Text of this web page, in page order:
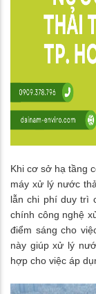
Khi cơ sở hạ tầng
máy xử lý nước
lẫn chi phí duy trì
chính công nghệ
điểm sáng cho
này giúp xử lý
hợp cho việc áp